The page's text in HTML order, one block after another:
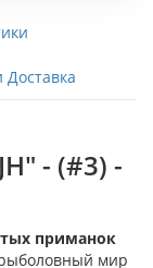
Доставка
- (#3) -
приманок
мир